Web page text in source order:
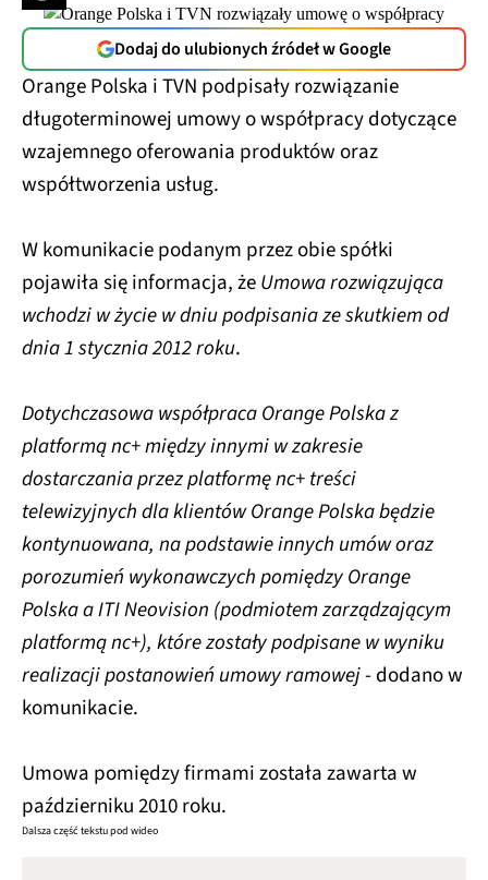
Dodaj do ulubionych źródeł w Google
Orange Polska i TVN podpisały rozwiązanie
długoterminowej umowy o współpracy dotyczące
wzajemnego oferowania produktów oraz
współtworzenia usług.
W komunikacie podanym przez obie spółki
pojawiła się informacja, żeUmowa rozwiązująca
wchodzi w życie w dniu podpisania ze skutkiem od
dnia 1 stycznia 2012 roku.
Dotychczasowa współpraca Orange Polska z
platformą nc+ między innymi w zakresie
dostarczania przez platformę nc+ treści
telewizyjnych dla klientów Orange Polska będzie
kontynuowana, na podstawie innych umów oraz
porozumień wykonawczych pomiędzy Orange
Polska a ITI Neovision (podmiotem zarządzającym
platformą nc+), które zostały podpisane w wyniku
realizacji postanowień umowy ramowej- dodano w
komunikacie.
Umowa pomiędzy firmami została zawarta w
październiku 2010 roku.
Dalsza część tekstu pod wideo